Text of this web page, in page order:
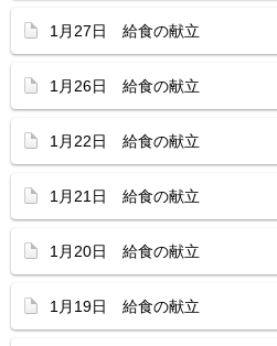
1月27日 給食の献立
1月26日 給食の献立
1月22日 給食の献立
1月21日 給食の献立
1月20日 給食の献立
1月19日 給食の献立